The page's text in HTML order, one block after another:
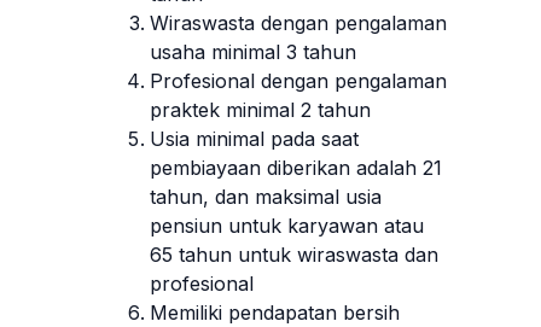
Wiraswasta dengan pengalaman
usaha minimal 3 tahun
Profesional dengan pengalaman
praktek minimal 2 tahun
Usia minimal pada saat
pembiayaan diberikan adalah 21
tahun, dan maksimal usia
pensiun untuk karyawan atau
65 tahun untuk wiraswasta dan
profesional
Memiliki pendapatan bersih